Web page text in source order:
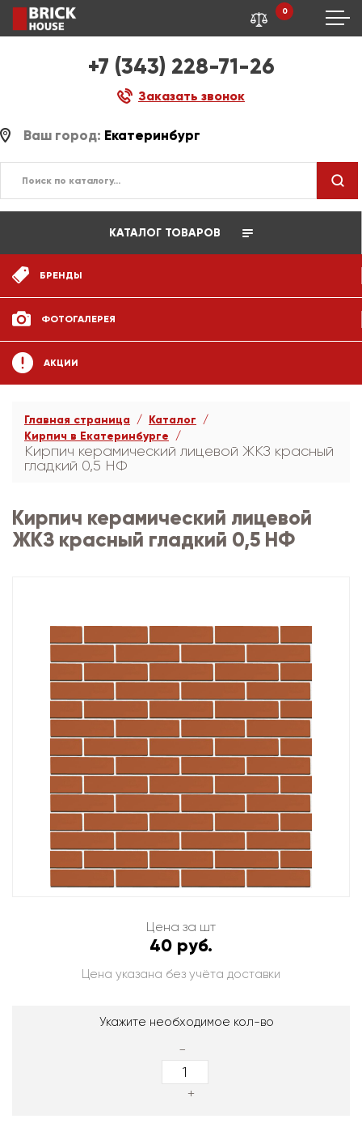
+7 (343) 228-71-26
Заказать звонок
0
Ваш город: Екатеринбург
КАТАЛОГ ТОВАРОВ
БРЕНДЫ
ФОТОГАЛЕРЕЯ
АКЦИИ
Главная страница
Каталог
Кирпич в Екатеринбурге
Кирпич керамический лицевой ЖКЗ красный
гладкий 0,5 НФ
Кирпич керамический лицевой
ЖКЗ красный гладкий 0,5 НФ
Цена за шт
40 руб.
Цена указана без учёта доставки
Укажите необходимое кол-во
-
+